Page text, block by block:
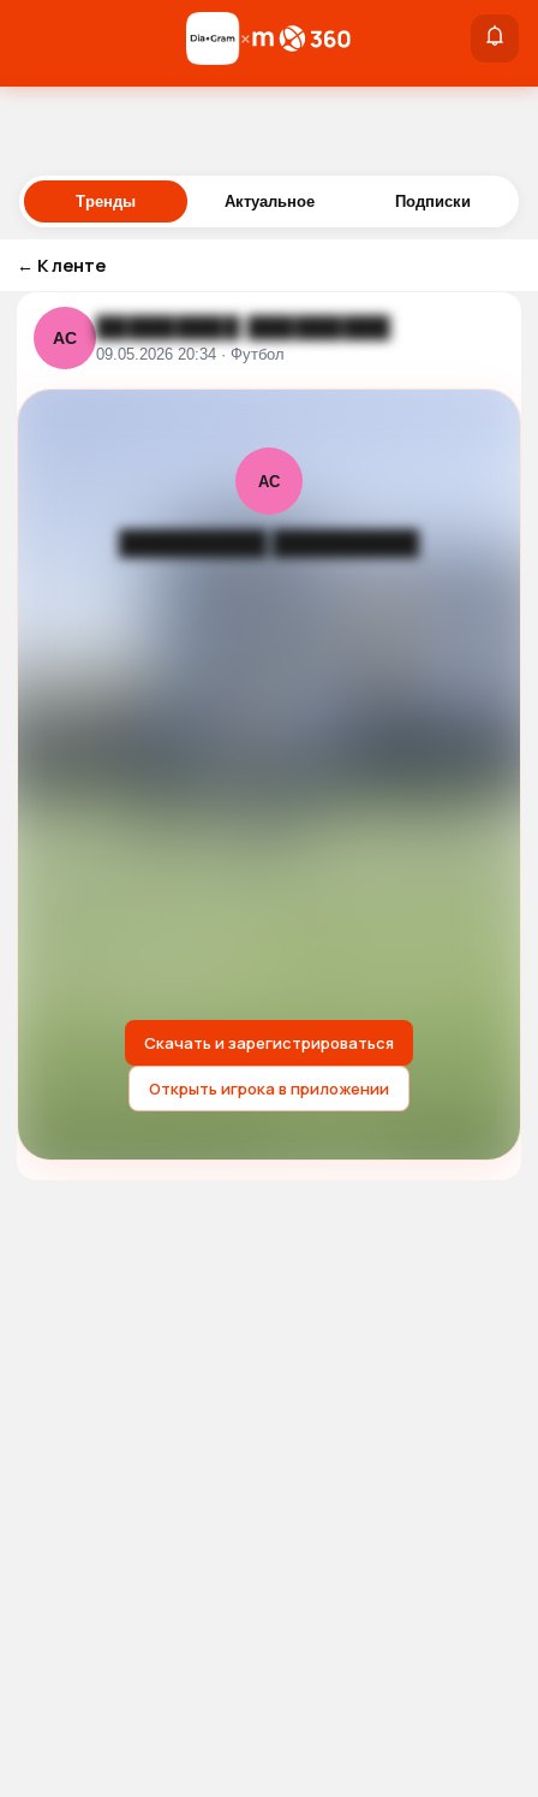
Войти
×
Тренды Актуальное Подписки
← К ленте
АС █████████ █████████
09.05.2026 20:34 · Футбол
АС
█████████ █████████
Скачать и зарегистрироваться
Открыть игрока в приложении